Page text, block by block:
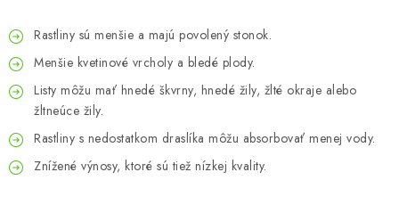
Rastliny sú menšie a majú povolený stonok.
Menšie kvetinové vrcholy a bledé plody.
Listy môžu mať hnedé škvrny, hnedé žily, žlté okraje alebo
žltneúce žily.
Rastliny s nedostatkom draslíka môžu absorbovať menej vody.
Znížené výnosy, ktoré sú tiež nízkej kvality.